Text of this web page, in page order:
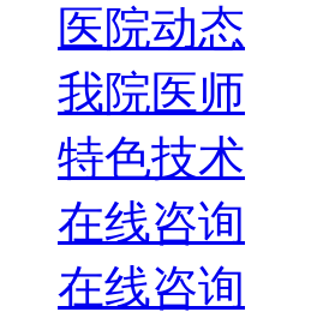
医院动态
我院医师
特色技术
在线咨询
在线咨询